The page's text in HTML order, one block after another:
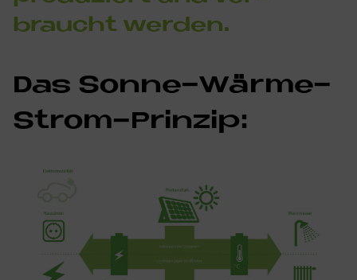
braucht wer­den.
Das Son­ne-Wär­me-
Strom-Prin­zip: